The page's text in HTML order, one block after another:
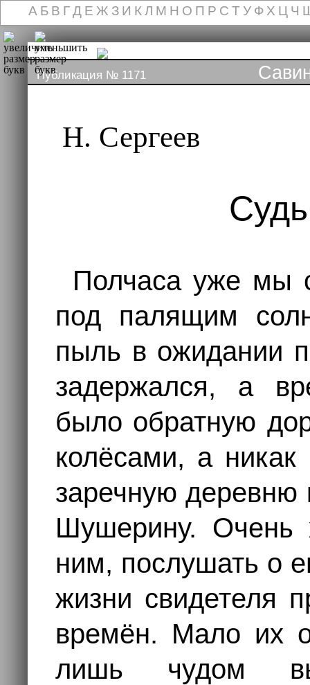
А Б В ГД Е Ж З И К Л М Н О П Р С Т У Ф Х Ц Ч
Публикация № 1171
Н. Сергеев
Полчаса уже мы
под палящим
пыль в ожидании
задержался, а
было обратную
колёсами, а
заречную деревню
Шушерину. Очень
ним, послушать о
жизни свидетеля
времён. Мало их
лишь чудом